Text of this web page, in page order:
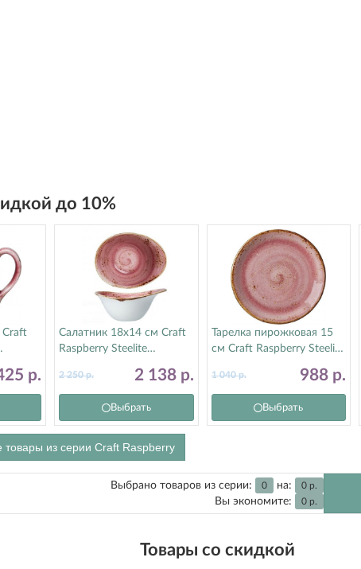
до 10%
р.
Салатник 18х14 см Craft
Raspberry Steelite
2 138 р.
2 250р.
Выбрать
Тарелка пирожковая 15
см Craft Raspberry Steelite
988 р.
1 040р.
Выбрать
товары из серии Craft Raspberry
Выбрано товаров из серии: 0 на: 0 р.
Вы экономите: 0 р.
Товары со скидкой